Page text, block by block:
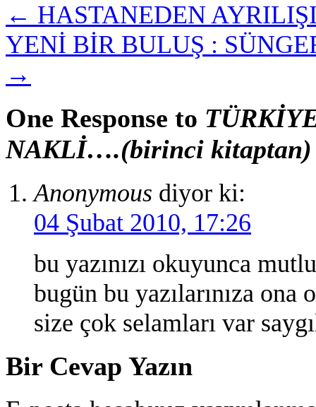
← HASTANEDEN
YENİ BİR BULUŞ :
→
One Response to
NAKLİ….(birinci kitaptan)
Anonymous diyor ki:
04 Şubat 2010, 17:26
bu yazınızı okuyunca
bugün bu yazılarınıza
size çok selamları var
Bir Cevap Yazın